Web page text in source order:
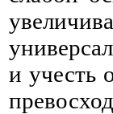
и учесть